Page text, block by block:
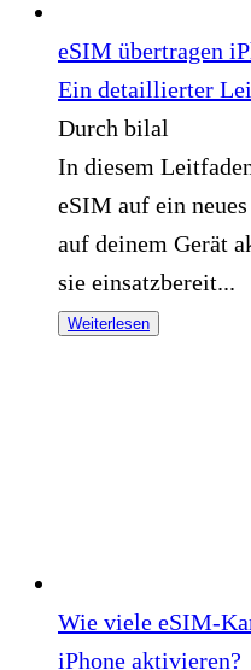
eSIM übertragen
Ein detaillierter
Durch bilal
In diesem
eSIM auf ein
auf deinem Gerät
sie einsatzbereit...
Weiterlesen
Wie viele eSIM-
iPhone aktivieren?